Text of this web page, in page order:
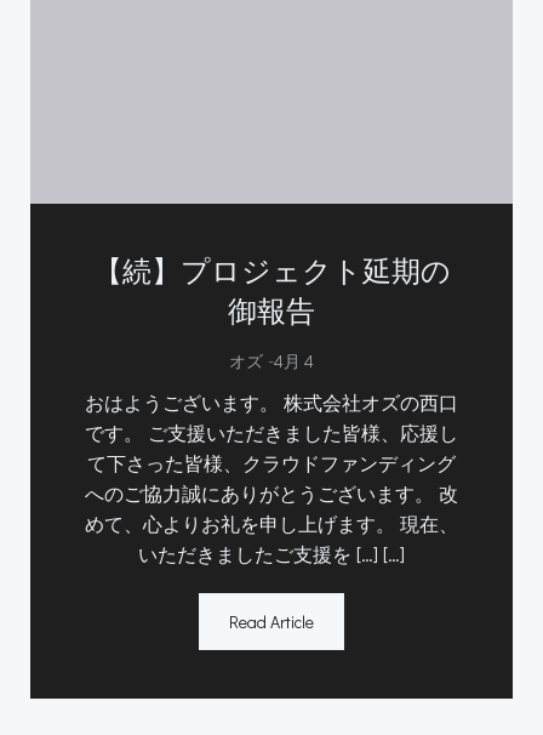
【続】プロジェクト延期の
御報告
オズ -4月 4
おはようございます。 株式会社オズの西口
です。 ご支援いただきました皆様、応援し
て下さった皆様、クラウドファンディング
へのご協力誠にありがとうございます。 改
めて、心よりお礼を申し上げます。 現在、
いただきましたご支援を […] […]
Read Article